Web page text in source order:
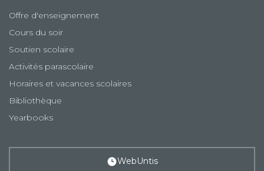
Offre d'enseignement
Cours du soir
Soutien scolaire
Activités parascolaire
Horaires et vacances scolaires
Bibliothèque
Yearbooks
WebUntis